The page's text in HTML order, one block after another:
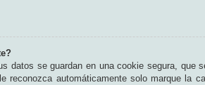
datos se guardan en una cookie segura, que
reconozca automáticamente solo marque la